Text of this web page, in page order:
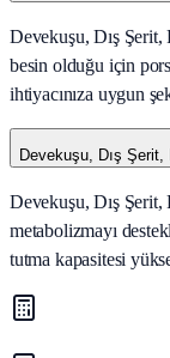
Devekuşu, Dış
besin olduğu için
ihtiyacınıza uygun
Devekuşu, Dış
Devekuşu, Dış
metabolizmayı
tutma kapasitesi